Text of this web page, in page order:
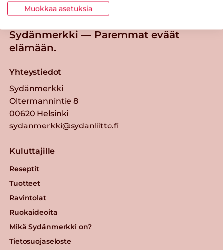
Takaisin ylös
Sydänmerkki — Paremmat eväät
elämään.
Yhteystiedot
Sydänmerkki
Oltermannintie 8
00620 Helsinki
sydanmerkki@sydanliitto.fi
Kuluttajille
Reseptit
Tuotteet
Ravintolat
Ruokaideoita
Mikä Sydänmerkki on?
Tietosuojaseloste
Muokkaa asetuksia